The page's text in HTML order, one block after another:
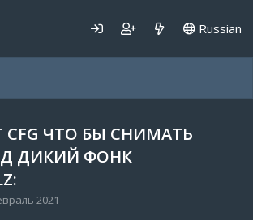
Russian
CFG ЧТО БЫ СНИМАТЬ
ДИКИЙ ФОНК
2021